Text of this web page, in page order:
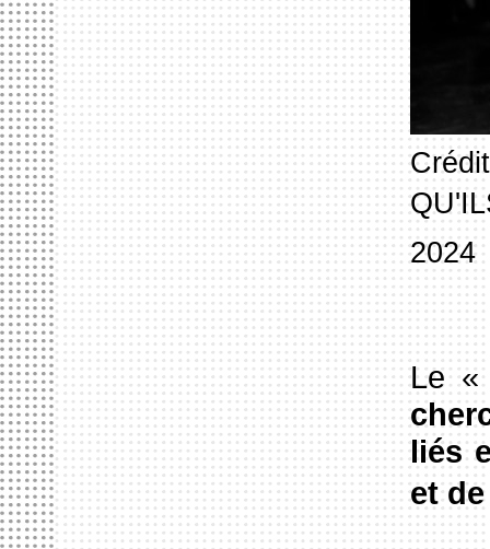
2024
Le «
liés
et